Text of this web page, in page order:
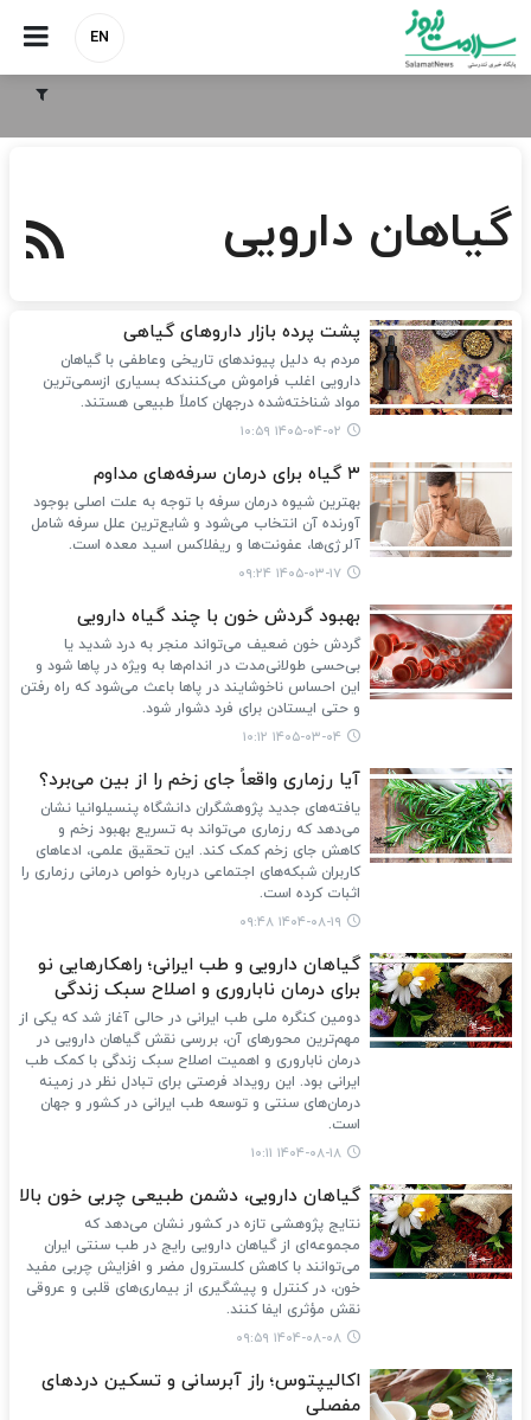
EN
گیاهان دارویی
پشت پرده بازار داروهای گیاهی
مردم به دلیل پیوندهای تاریخی وعاطفی با گیاهان
دارویی اغلب فراموش می‌کنندکه بسیاری ازسمی‌ترین
مواد شناخته‌شده درجهان کاملاً طبیعی هستند.
۱۴۰۵-۰۴-۰۲ ۱۰:۵۹
۳ گیاه برای درمان سرفه‌های مداوم
بهترین شیوه درمان سرفه با توجه به علت اصلی بوجود
آورنده آن انتخاب می‌شود و شایع‌ترین علل سرفه شامل
آلرژی‌ها، عفونت‌ها و ریفلاکس اسید معده است.
۱۴۰۵-۰۳-۱۷ ۰۹:۲۴
بهبود گردش خون با چند گیاه دارویی
گردش خون ضعیف می‌تواند منجر به درد شدید یا
بی‌حسی طولانی‌مدت در اندام‌ها به ویژه در پاها شود و
این احساس ناخوشایند در پاها باعث می‌شود که راه رفتن
و حتی ایستادن برای فرد دشوار شود.
۱۴۰۵-۰۳-۰۴ ۱۰:۱۲
آیا رزماری واقعاً جای زخم را از بین می‌برد؟
یافته‌های جدید پژوهشگران دانشگاه پنسیلوانیا نشان
می‌دهد که رزماری می‌تواند به تسریع بهبود زخم و
کاهش جای زخم کمک کند. این تحقیق علمی، ادعاهای
کاربران شبکه‌های اجتماعی درباره خواص درمانی رزماری را
اثبات کرده است.
۱۴۰۴-۰۸-۱۹ ۰۹:۴۸
گیاهان دارویی و طب ایرانی؛ راهکارهایی نو
برای درمان ناباروری و اصلاح سبک زندگی
دومین کنگره ملی طب ایرانی در حالی آغاز شد که یکی از
مهم‌ترین محورهای آن، بررسی نقش گیاهان دارویی در
درمان ناباروری و اهمیت اصلاح سبک زندگی با کمک طب
ایرانی بود. این رویداد فرصتی برای تبادل نظر در زمینه
درمان‌های سنتی و توسعه طب ایرانی در کشور و جهان
است.
۱۴۰۴-۰۸-۱۸ ۱۰:۱۱
گیاهان دارویی، دشمن طبیعی چربی خون بالا
نتایج پژوهشی تازه در کشور نشان می‌دهد که
مجموعه‌ای از گیاهان دارویی رایج در طب سنتی ایران
می‌توانند با کاهش کلسترول مضر و افزایش چربی مفید
خون، در کنترل و پیشگیری از بیماری‌های قلبی و عروقی
نقش مؤثری ایفا کنند.
۱۴۰۴-۰۸-۰۸ ۰۹:۵۹
اکالیپتوس؛ راز آبرسانی و تسکین دردهای
مفصلی